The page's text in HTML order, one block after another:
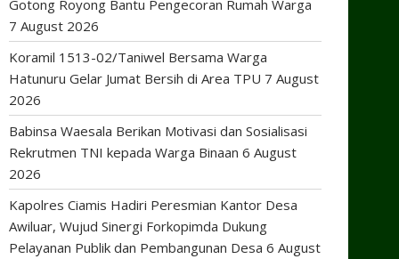
Gotong Royong Bantu Pengecoran Rumah Warga
7 August 2026
Koramil 1513-02/Taniwel Bersama Warga
Hatunuru Gelar Jumat Bersih di Area TPU 7 August
2026
Babinsa Waesala Berikan Motivasi dan Sosialisasi
Rekrutmen TNI kepada Warga Binaan 6 August
2026
Kapolres Ciamis Hadiri Peresmian Kantor Desa
Awiluar, Wujud Sinergi Forkopimda Dukung
Pelayanan Publik dan Pembangunan Desa 6 August